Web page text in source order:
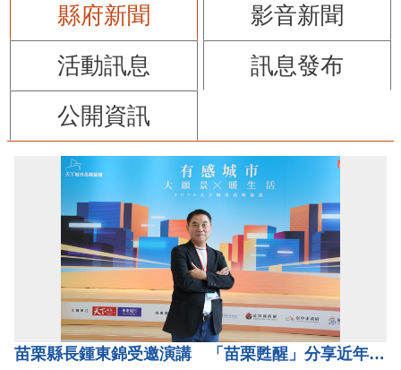
縣府新聞
影音新聞
活動訊息
訊息發布
公開資訊
苗栗縣長鍾東錦受邀演講 「苗栗甦醒」分享近年轉變